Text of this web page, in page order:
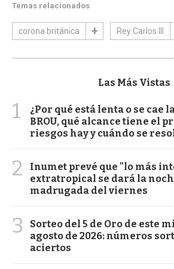
Temas relacionados
corona británica Rey Carlos III
Las Más Vistas
1
¿Por qué está lenta o se cae
BROU, qué alcance tiene el
riesgos hay y cuándo se
2
Inumet prevé que "lo más
extratropical se dará la
madrugada del viernes
3
Sorteo del 5 de Oro de este
agosto de 2026: números
aciertos